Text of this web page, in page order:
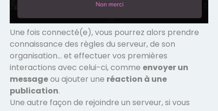
Une fois connecté(e), vous pourrez alors prendre
connaissance des règles du serveur, de son
organisation… et effectuer vos premières
interactions avec celui-ci, comme envoyer un
messageou ajouter une réaction à une
publication.
Une autre façon de rejoindre un serveur, si vous